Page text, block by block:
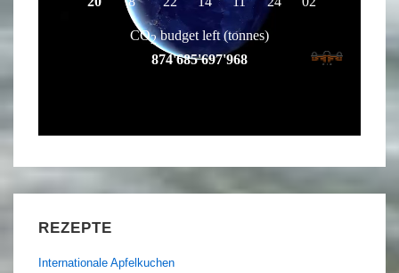
REZEPTE
Internationale Apfelkuchen